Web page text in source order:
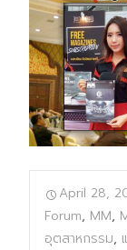
April 28,
Forum, MM,
อุตสาหกรรม,